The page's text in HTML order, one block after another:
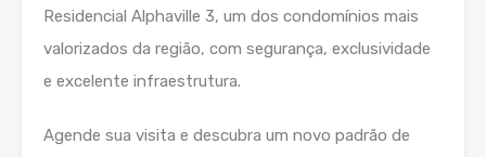
Residencial Alphaville 3, um dos condomínios mais
valorizados da região, com segurança, exclusividade
e excelente infraestrutura.
Agende sua visita e descubra um novo padrão de